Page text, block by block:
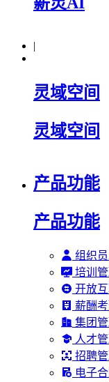
|
灵域空间
灵域空间
产品功能
产品功能
组织
培训
开放
薪酬
集团
人才
招聘
电子